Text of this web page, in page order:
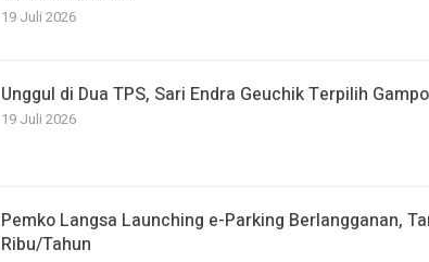
19 Juli 2026
Unggul di Dua TPS, Sari Endra Geuchik Terpilih
19 Juli 2026
Pemko Langsa Launching e-Parking Berlangganan,
Ribu/Tahun